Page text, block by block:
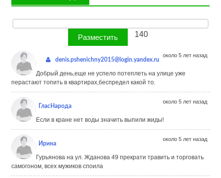
140
denis.pshenichny2015@login.yandex.ru
около 5 лет назад
Добрый день,еще не успело потеплеть на улице уже
перастают топить в квартирах,беспредел какой то.
ГласНарода
около 5 лет назад
Если в кране нет воды значить выпили жиды!
Ирина
около 5 лет назад
Гурьянова на ул. Жданова 49 прекрати травить и торговать
самогоном, всех мужиков споила